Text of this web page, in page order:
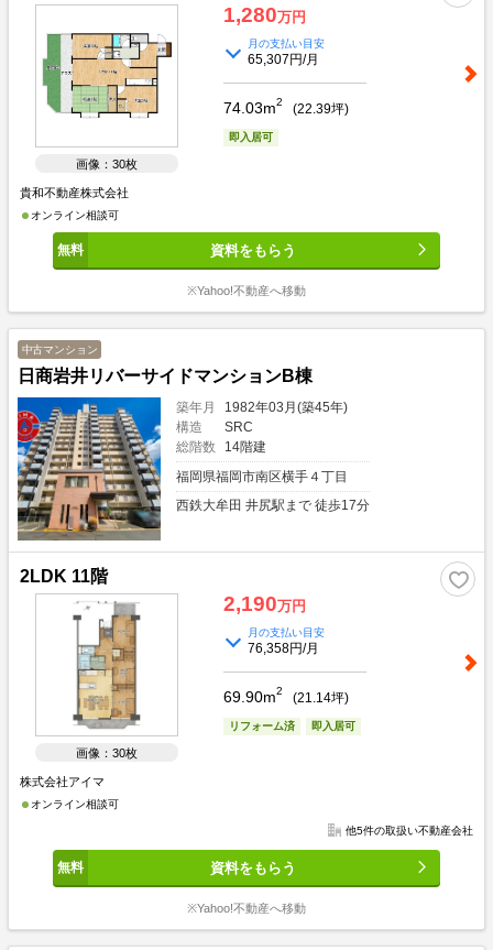
画像：30枚
1,280万円
月の支払い目安
65,307円/月
74.03m2 (22.39坪)
即入居可
貴和不動産株式会社
オンライン相談可
資料をもらう
※Yahoo!不動産へ移動
中古マンション
日商岩井リバーサイドマンションB棟
築年月
1982年03月(築45年)
構造
SRC
総階数
14階建
福岡県福岡市南区横手４丁目
西鉄大牟田 井尻駅まで 徒歩17分
2LDK 11階
画像：30枚
2,190万円
月の支払い目安
76,358円/月
69.90m2 (21.14坪)
リフォーム済 即入居可
株式会社アイマ
オンライン相談可
他5件の取扱い不動産会社
資料をもらう
※Yahoo!不動産へ移動